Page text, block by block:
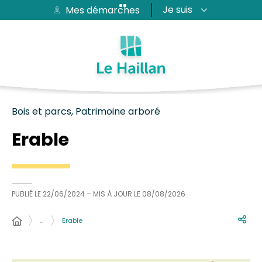
Aide et accessibilité
Passer au menu
Passer au contenuMes démarches Je suis
Bois et parcs, Patrimoine arboré
Erable
PUBLIÉ LE 22/06/2024 – MIS À JOUR LE 08/08/2026
… Erable